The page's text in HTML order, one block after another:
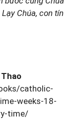
Chúa, con tín
catholic-
weeks-18-
time/